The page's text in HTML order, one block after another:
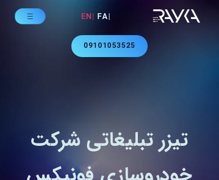
|FA
|EN
09101053525
تیزر تبلیغاتی شرکت